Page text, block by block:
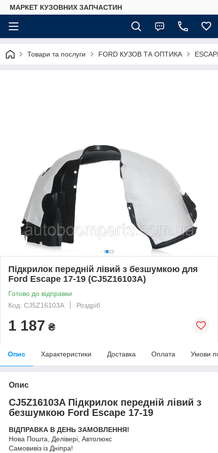
МАРКЕТ КУЗОВНИХ ЗАПЧАСТИН
Товари та послуги FORD КУЗОВ ТА ОПТИКА
Підкрилок передній лівий з безшумкою для
Ford Escape 17-19 (CJ5Z16103A)
Готово до відправки
Код: CJ5Z16103A
Роздріб
1 187 ₴
Опис Характеристики Доставка Оплата Умови
Опис
CJ5Z16103A Підкрилок передній лівий з
безшумкою Ford Escape 17-19
ВІДПРАВКА В ДЕНЬ ЗАМОВЛЕННЯ!
Нова Пошта, Делівері, Автолюкс
Самовивіз із Дніпра!